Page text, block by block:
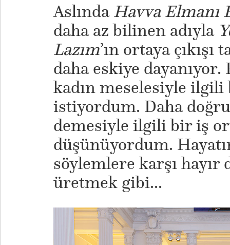
AslındaHavva Elmanı
daha az bilinen adıyla
Lazım’ın ortaya
daha eskiye
kadın meselesiyle
istiyordum. Daha
demesiyle ilgili bir iş
düşünüyordum.
söylemlere karşı
üretmek gibi...